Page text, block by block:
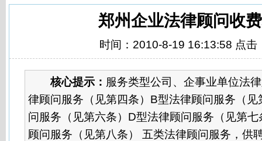
郑州企业法律顾问收
时间：2010-8-19 16:13:58 点击
核心提示： 服务类型公司、企事业单位法
律顾问服务（见第四条）B型法律顾问服务（
问服务（见第六条）D型法律顾问服务（见第
顾问服务（见第八条） 五类法律顾问服务，供